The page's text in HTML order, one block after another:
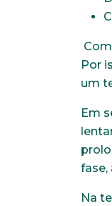
Por
um
Em
fase,
Na